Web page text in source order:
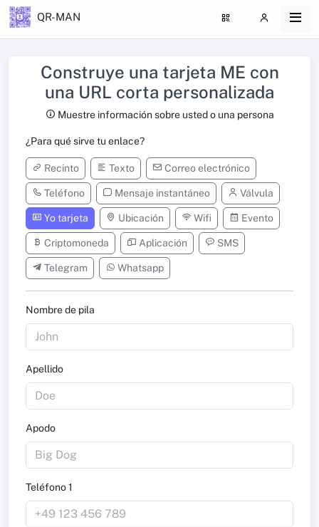
QR-MAN
Construye una tarjeta ME con
una URL corta personalizada
Muestre información sobre usted o una persona
¿Para qué sirve tu enlace?
Recinto Texto Correo electrónico
Teléfono Mensaje instantáneo Válvula
Yo tarjeta Ubicación Wifi Evento
Criptomoneda Aplicación SMS
Telegram Whatsapp
Nombre de pila
Apellido
Apodo
Teléfono 1